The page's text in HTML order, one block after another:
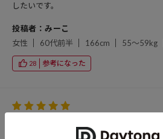
したいです。
投稿者：みーこ
女性
60代前半 166cm 55～59kg
28 参考になった
購入サイズ：FREE